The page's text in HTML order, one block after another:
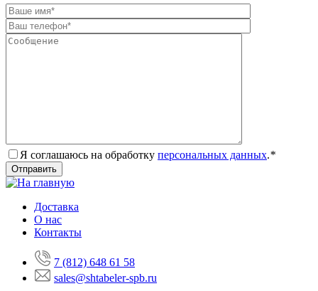
Я соглашаюсь на обработку персональных данных.*
Доставка
О нас
Контакты
7 (812) 648 61 58
sales@shtabeler-spb.ru